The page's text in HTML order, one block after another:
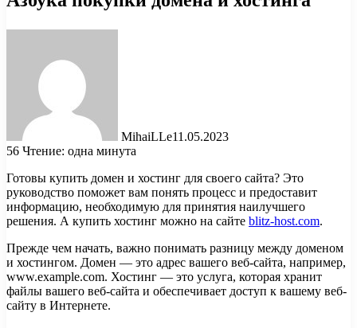
MihaiLLe11.05.2023
56 Чтение: одна минута
Готовы купить домен и хостинг для своего сайта? Это
руководство поможет вам понять процесс и предоставит
информацию, необходимую для принятия наилучшего
решения. А купить хостинг можно на сайте blitz-host.com.
Прежде чем начать, важно понимать разницу между доменом
и хостингом. Домен — это адрес вашего веб-сайта, например,
www.example.com. Хостинг — это услуга, которая хранит
файлы вашего веб-сайта и обеспечивает доступ к вашему веб-
сайту в Интернете.